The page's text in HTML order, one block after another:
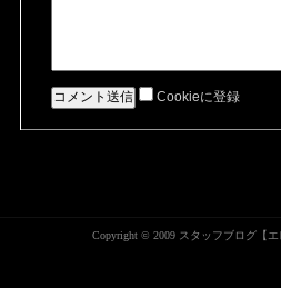
Cookieに登録
Copyright © 2009 スタッフブログ【